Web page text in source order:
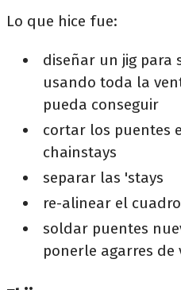
Lo que hice fue:
diseñar un jig para
usando toda la
pueda conseguir
cortar los puentes
chainstays
separar las 'stays
re-alinear el cuadro
soldar puentes
ponerle agarres